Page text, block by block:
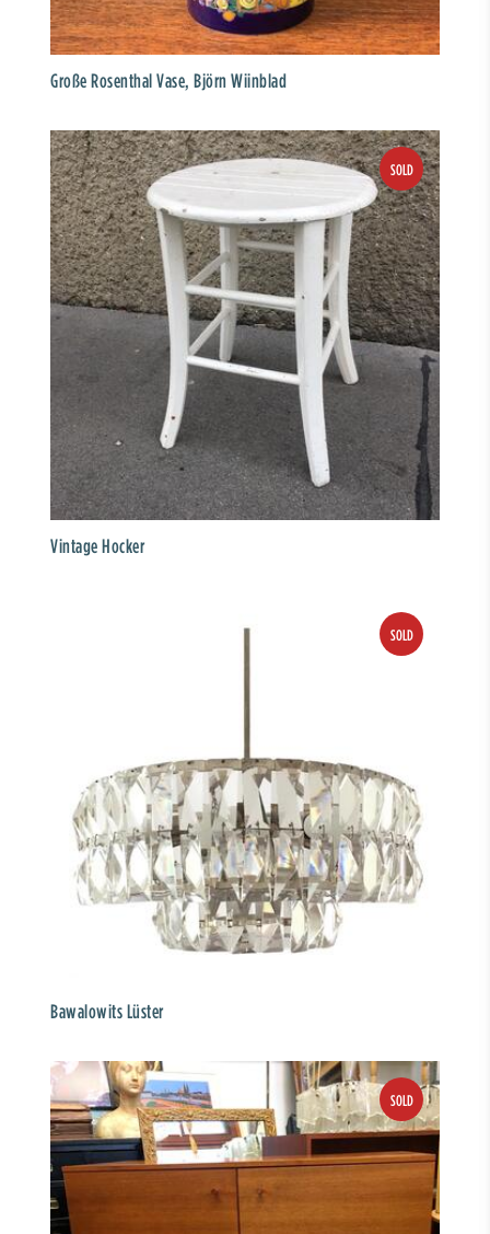
Große Rosenthal Vase, Björn Wiinblad
Vintage Hocker
Bawalowits Lüster